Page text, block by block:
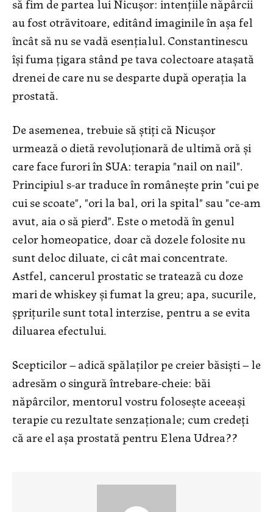
să fim de partea lui Nicuşor: intenţiile năpârcii
au fost otrăvitoare, editând imaginile în aşa fel
încât să nu se vadă esenţialul. Constantinescu
îşi fuma ţigara stând pe tava colectoare ataşată
drenei de care nu se desparte după operaţia la
prostată.
De asemenea, trebuie să ştiţi că Nicuşor
urmează o dietă revoluţionară de ultimă oră şi
care face furori în SUA: terapia "nail on nail".
Principiul s-ar traduce în româneşte prin "cui pe
cui se scoate", "ori la bal, ori la spital" sau "ce-am
avut, aia o să pierd". Este o metodă în genul
celor homeopatice, doar că dozele folosite nu
sunt deloc diluate, ci cât mai concentrate.
Astfel, cancerul prostatic se tratează cu doze
mari de whiskey şi fumat la greu; apa, sucurile,
şpriţurile sunt total interzise, pentru a se evita
diluarea efectului.
Scepticilor – adică spălaţilor pe creier băsişti – le
adresăm o singură întrebare-cheie: băi
năpârcilor, mentorul vostru foloseşte aceeaşi
terapie cu rezultate senzaţionale; cum credeţi
că are el aşa prostată pentru Elena Udrea??